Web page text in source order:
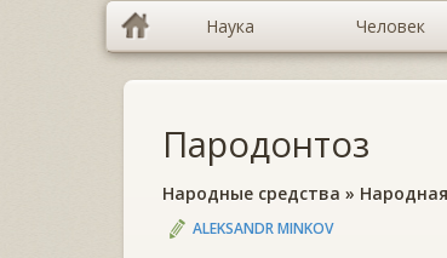
Наука Человек
Пародонтоз
Народные средства »
ALEKSANDR MINKOV